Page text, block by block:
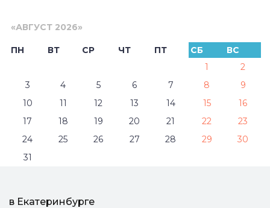
«АВГУСТ 2026»
ПН ВТ СР ЧТ ПТ СБ
ВС
1
2
3
4 5 6 7 8
9
10
11 12 13 14 15
16
17
18 19 20 21 22
23
24
25 26 27 28 29
30
31
в Екатеринбурге